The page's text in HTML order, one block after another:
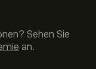
Sehen Sie
an.